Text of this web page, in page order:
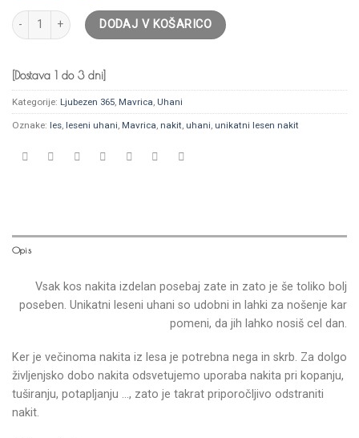
Količina
DODAJ V KOŠARICO
[Dostava 1 do 3 dni]
Kategorije: Ljubezen 365, Mavrica, Uhani
Oznake: les, leseni uhani, Mavrica, nakit, uhani, unikatni lesen nakit
Opis
Vsak kos nakita izdelan posebaj zate in zato je še toliko bolj
poseben. Unikatni leseni uhani so udobni in lahki za nošenje kar
pomeni, da jih lahko nosiš cel dan.
Ker je večinoma nakita iz lesa je potrebna nega in skrb. Za dolgo
življenjsko dobo nakita odsvetujemo uporaba nakita pri kopanju,
tuširanju, potapljanju …, zato je takrat priporočljivo odstraniti
nakit.